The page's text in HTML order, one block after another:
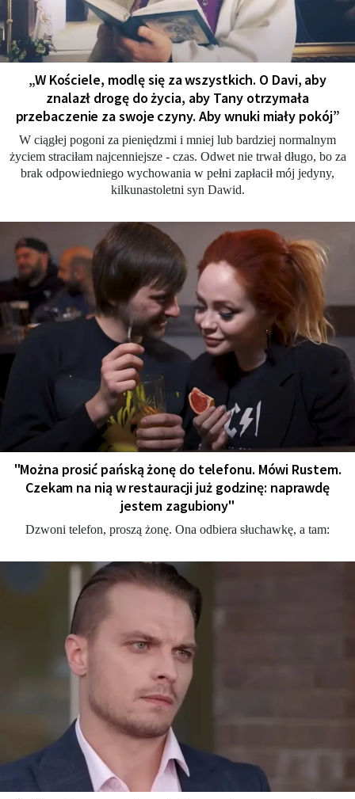
„W Kościele, modlę się za wszystkich. O Davi, aby
znalazł drogę do życia, aby Tany otrzymała
przebaczenie za swoje czyny. Aby wnuki miały pokój”
W ciągłej pogoni za pieniędzmi i mniej lub bardziej normalnym
życiem straciłam najcenniejsze - czas. Odwet nie trwał długo, bo za
brak odpowiedniego wychowania w pełni zapłacił mój jedyny,
kilkunastoletni syn Dawid.
"Można prosić pańską żonę do telefonu. Mówi Rustem.
Czekam na nią w restauracji już godzinę: naprawdę
jestem zagubiony"
Dzwoni telefon, proszą żonę. Ona odbiera słuchawkę, a tam: